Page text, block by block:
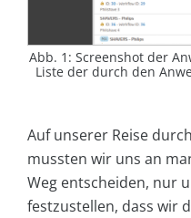
Abb. 1: Screen­shot der
Liste der durch den
Auf unserer Reise
mussten wir uns an
Weg entscheiden, nur
festzustellen, dass wir